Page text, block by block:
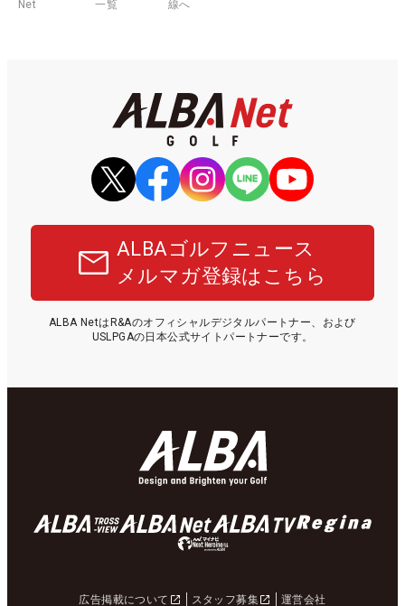
Net
一覧
線へ
ALBAゴルフニュース
メルマガ登録はこちら
ALBA NetはR&Aのオフィシャルデジタルパートナー、および
USLPGAの日本公式サイトパートナーです。
広告掲載について スタッフ募集 運営会社